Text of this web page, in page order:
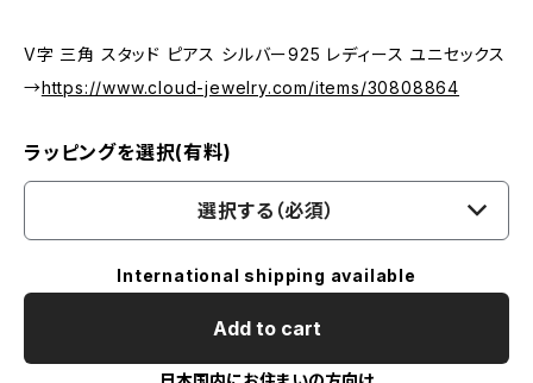
V字 三角 スタッド ピアス シルバー925 レディース ユニセックス
→https://www.cloud-jewelry.com/items/30808864
ラッピングを選択(有料)
選択する（必須）
International shipping available
Add to cart